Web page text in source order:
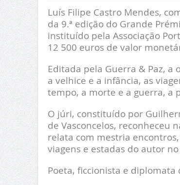
Luís Filipe Castro Mendes,
da 9.ª edição do Grande
instituído pela Associação
12 500 euros de valor
Editada pela Guerra & Paz,
a velhice e a infância, as
tempo, a morte e a guerra, a
O júri, constituído por
de Vasconcelos, reconheceu
relata com mestria
viagens e estadas do autor
Poeta, ficcionista e diplomata